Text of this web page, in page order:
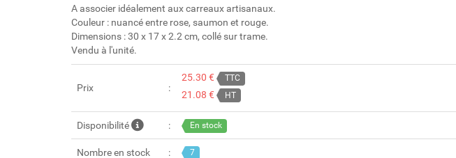
A associer idéalement aux carreaux artisanaux.
Couleur : nuancé entre rose, saumon et rouge.
Dimensions : 30 x 17 x 2.2 cm, collé sur trame.
Vendu à l'unité.
Prix
25.30 € TTC
21.08 € HT
Disponibilité En stock
Nombre en stock 7